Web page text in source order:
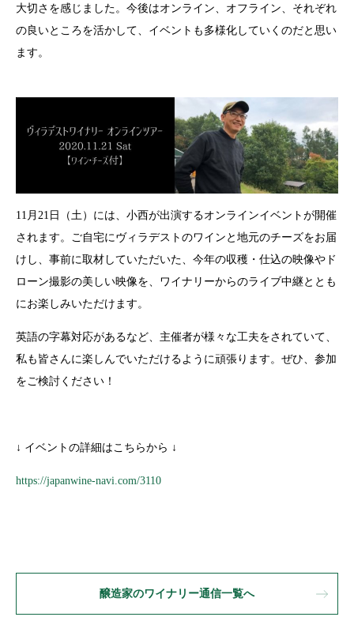
大切さを感じました。今後はオンライン、オフライン、それぞれ
の良いところを活かして、イベントも多様化していくのだと思い
ます。
11 月 21 日（土）には、小西が出演するオンラインイベントが開催
されます。ご自宅にヴィラデストのワインと地元のチーズをお届
けし、事前に取材していただいた、今年の収穫・仕込の映像やド
ローン撮影の美しい映像を、ワイナリーからのライブ中継ととも
にお楽しみいただけます。
英語の字幕対応があるなど、主催者が様々な工夫をされていて、
私も皆さんに楽しんでいただけるように頑張ります。ぜひ、参加
をご検討ください！
↓ イベントの詳細はこちらから ↓
https://japanwine-navi.com/3110
醸造家のワイナリー通信一覧へ